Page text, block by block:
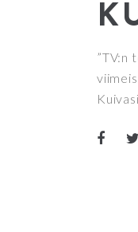
”TV:n